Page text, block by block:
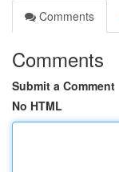
Comments
Comments
Submit a Comment
No HTML